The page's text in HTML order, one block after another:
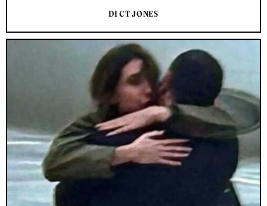
DI CT JONES